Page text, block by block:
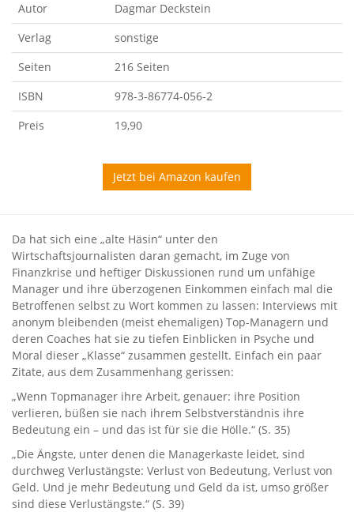
Autor
Dagmar Deckstein
Verlag
sonstige
Seiten
216 Seiten
ISBN
978-3-86774-056-2
Preis
19,90
Jetzt bei Amazon kaufen
Da hat sich eine „alte Häsin“ unter den
Wirtschaftsjournalisten daran gemacht, im Zuge von
Finanzkrise und heftiger Diskussionen rund um unfähige
Manager und ihre überzogenen Einkommen einfach mal die
Betroffenen selbst zu Wort kommen zu lassen: Interviews mit
anonym bleibenden (meist ehemaligen) Top-Managern und
deren Coaches hat sie zu tiefen Einblicken in Psyche und
Moral dieser „Klasse“ zusammen gestellt. Einfach ein paar
Zitate, aus dem Zusammenhang gerissen:
„Wenn Topmanager ihre Arbeit, genauer: ihre Position
verlieren, büßen sie nach ihrem Selbstverständnis ihre
Bedeutung ein – und das ist für sie die Hölle.“ (S. 35)
„Die Ängste, unter denen die Managerkaste leidet, sind
durchweg Verlustängste: Verlust von Bedeutung, Verlust von
Geld. Und je mehr Bedeutung und Geld da ist, umso größer
sind diese Verlustängste.“ (S. 39)